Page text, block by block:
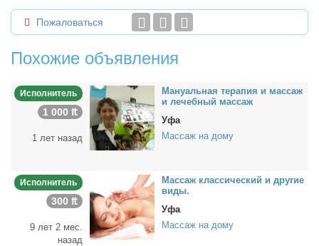
Пожаловаться
Похожие объявления
Исполнитель
1 000 ₶
1 лет назад
Ма­ну­аль­ная те­ра­пия и мас­саж
и ле­чеб­ный мас­саж
Уфа
Массаж на дому
Исполнитель
300 ₶
9 лет 2 мес.
назад
Мас­саж клас­си­че­ский и дру­гие
ви­ды.
Уфа
Массаж на дому